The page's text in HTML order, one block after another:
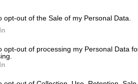
opt-out of the Sale of my Personal Data.
opt-out of processing my Personal Data
Ελλάδα|17.08.2025 12:42
αδερφός